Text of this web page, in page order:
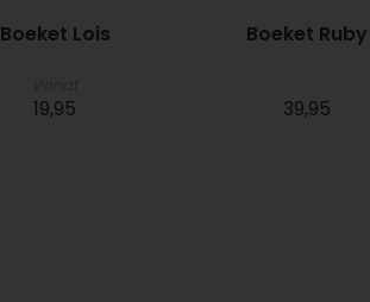
Boeket Lois
19,95
Boeket Ruby
39,95